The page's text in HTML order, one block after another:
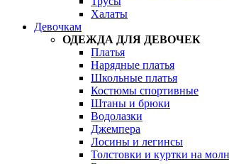
Халаты
Девочкам
ОДЕЖДА ДЛЯ ДЕВОЧЕК
Платья
Нарядные платья
Школьные платья
Костюмы спортивные
Штаны и брюки
Водолазки
Джемпера
Лосины и легинсы
Толстовки и куртки на